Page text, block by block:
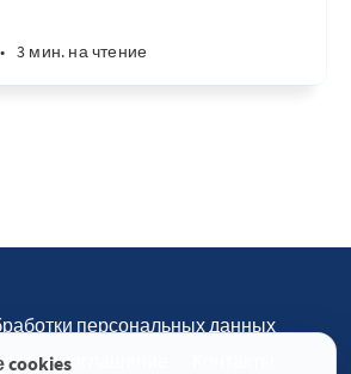
• 3 мин. на чтение
персональных данных
соглашение